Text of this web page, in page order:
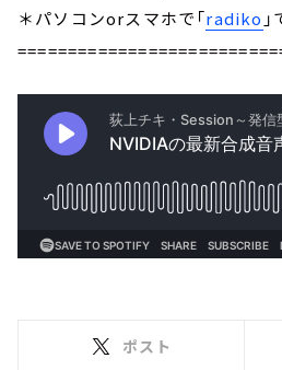
＊パソコンorスマホで「radiko
ポスト